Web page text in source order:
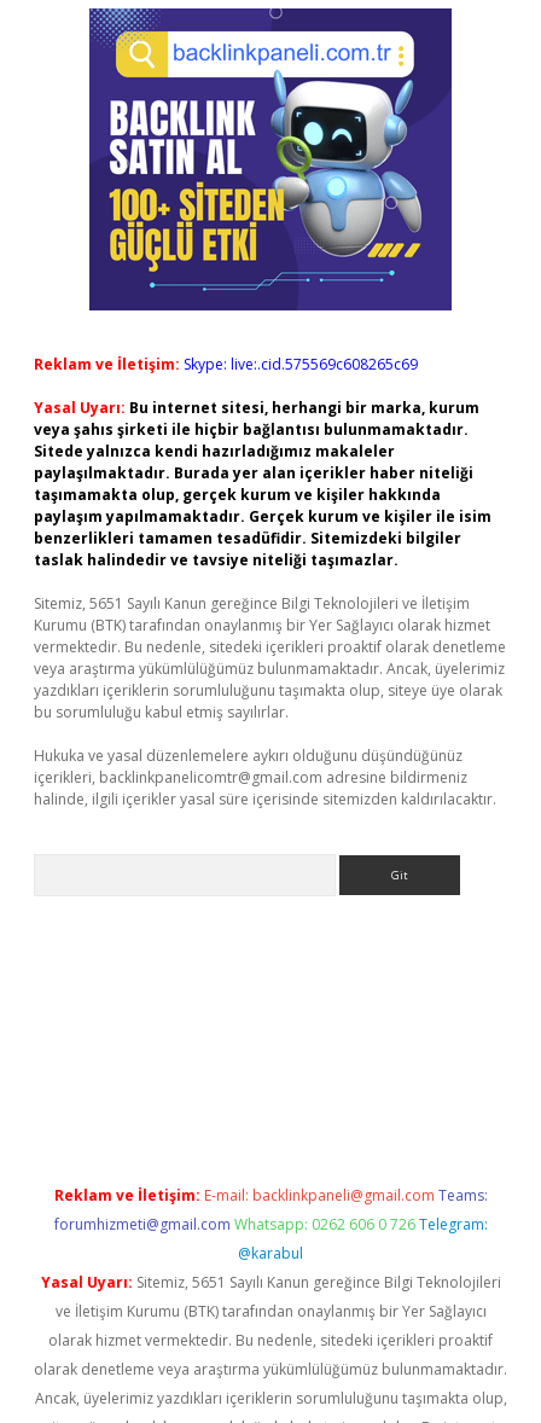
Reklam ve İletişim: Skype: live:.cid.575569c608265c69
Yasal Uyarı: Bu internet sitesi, herhangi bir marka, kurum
veya şahıs şirketi ile hiçbir bağlantısı bulunmamaktadır.
Sitede yalnızca kendi hazırladığımız makaleler
paylaşılmaktadır. Burada yer alan içerikler haber niteliği
taşımamakta olup, gerçek kurum ve kişiler hakkında
paylaşım yapılmamaktadır. Gerçek kurum ve kişiler ile isim
benzerlikleri tamamen tesadüfidir. Sitemizdeki bilgiler
taslak halindedir ve tavsiye niteliği taşımazlar.
Sitemiz, 5651 Sayılı Kanun gereğince Bilgi Teknolojileri ve İletişim
Kurumu (BTK) tarafından onaylanmış bir Yer Sağlayıcı olarak hizmet
vermektedir. Bu nedenle, sitedeki içerikleri proaktif olarak denetleme
veya araştırma yükümlülüğümüz bulunmamaktadır. Ancak, üyelerimiz
yazdıkları içeriklerin sorumluluğunu taşımakta olup, siteye üye olarak
bu sorumluluğu kabul etmiş sayılırlar.
Hukuka ve yasal düzenlemelere aykırı olduğunu düşündüğünüz
içerikleri, backlinkpanelicomtr@gmail.com adresine bildirmeniz
halinde, ilgili içerikler yasal süre içerisinde sitemizden kaldırılacaktır.
Reklam ve İletişim: E-mail: backlinkpaneli@gmail.com Teams:
forumhizmeti@gmail.com Whatsapp: 0262 606 0 726 Telegram:
@karabul
Yasal Uyarı: Sitemiz, 5651 Sayılı Kanun gereğince Bilgi Teknolojileri
ve İletişim Kurumu (BTK) tarafından onaylanmış bir Yer Sağlayıcı
olarak hizmet vermektedir. Bu nedenle, sitedeki içerikleri proaktif
olarak denetleme veya araştırma yükümlülüğümüz bulunmamaktadır.
Ancak, üyelerimiz yazdıkları içeriklerin sorumluluğunu taşımakta olup,